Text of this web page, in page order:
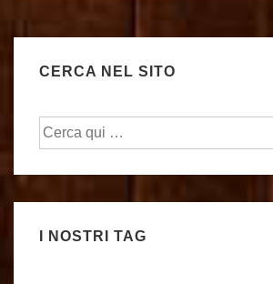
CERCA NEL SITO
Cerca:
I NOSTRI TAG